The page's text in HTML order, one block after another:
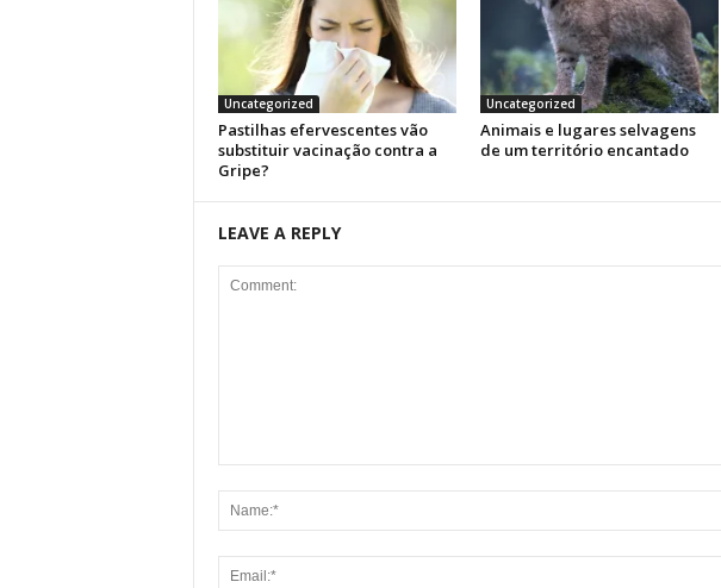
Uncategorized
Pastilhas efervescentes vão
substituir vacinação contra a
Gripe?
Uncategorized
Animais e lugares selvagens
de um território encantado
LEAVE A REPLY